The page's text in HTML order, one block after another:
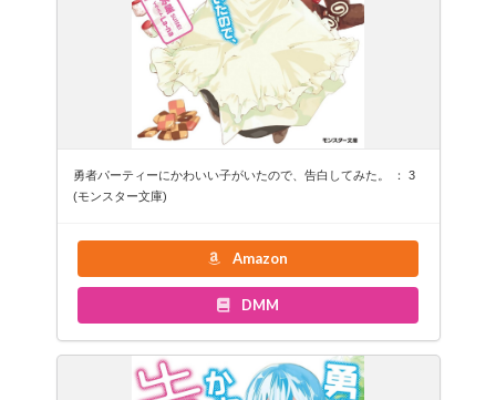
勇者パーティーにかわいい子がいたので、告白してみた。 ： 3
(モンスター文庫)
Amazon
DMM